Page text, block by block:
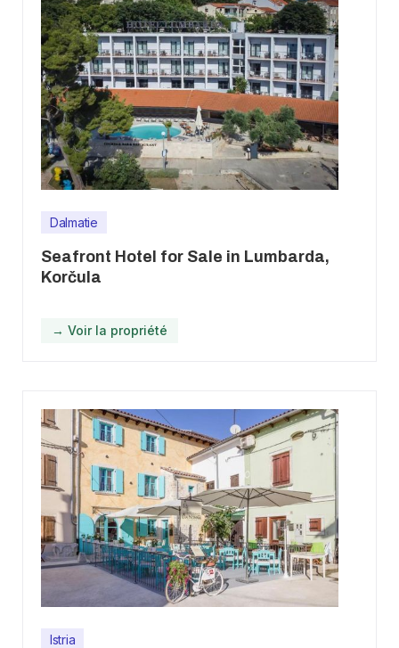
Dalmatie
Seafront Hotel for Sale in Lumbarda,
Korčula
→ Voir la propriété
Istria